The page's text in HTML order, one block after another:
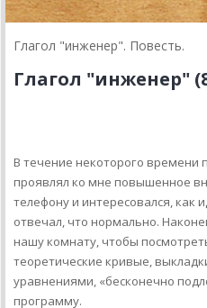
Глагол "инженер". Повесть.
Глагол "инженер"
В течение некоторого времени
проявлял ко мне повышенное
телефону и интересовался, как
отвечал, что нормально.
нашу комнату, чтобы
теоретические кривые,
уравнениями, «бесконечно
программу.